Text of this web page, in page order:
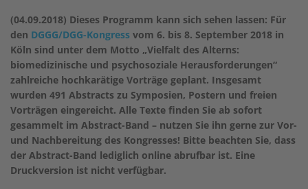
(04.09.2018) Dieses Programm kann sich sehen lassen: Für
den DGGG/DGG-Kongress vom 6. bis 8. September 2018 in
Köln sind unter dem Motto „Vielfalt des Alterns:
biomedizinische und psychosoziale Herausforderungen“
zahlreiche hochkarätige Vorträge geplant. Insgesamt
wurden 491 Abstracts zu Symposien, Postern und freien
Vorträgen eingereicht. Alle Texte finden Sie ab sofort
gesammelt im Abstract-Band – nutzen Sie ihn gerne zur Vor-
und Nachbereitung des Kongresses! Bitte beachten Sie, dass
der Abstract-Band lediglich online abrufbar ist. Eine
Druckversion ist nicht verfügbar.